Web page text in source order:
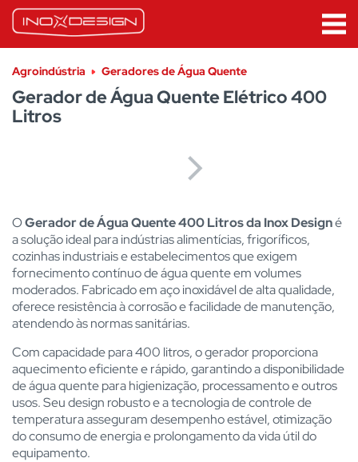
Agroindústria Geradores de Água Quente
Gerador de Água Quente Elétrico 400
Litros
OGerador de Água Quente 400 Litros da Inox Designé
a solução ideal para indústrias alimentícias, frigoríficos,
cozinhas industriais e estabelecimentos que exigem
fornecimento contínuo de água quente em volumes
moderados. Fabricado em aço inoxidável de alta qualidade,
oferece resistência à corrosão e facilidade de manutenção,
atendendo às normas sanitárias.
Com capacidade para 400 litros, o gerador proporciona
aquecimento eficiente e rápido, garantindo a disponibilidade
de água quente para higienização, processamento e outros
usos. Seu design robusto e a tecnologia de controle de
temperatura asseguram desempenho estável, otimização
do consumo de energia e prolongamento da vida útil do
equipamento.